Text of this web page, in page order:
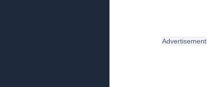
Advertisement